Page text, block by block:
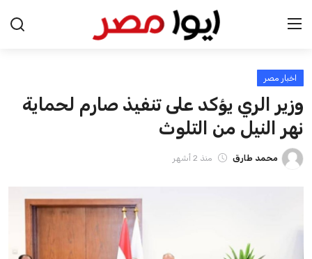
الرئيسية
اخبار مصر
عرب وعالم
اخبار مصر
وزير الري يؤكد على تنفيذ صارم لحماية
نهر النيل من التلوث
محمد طارق منذ 2 أشهر